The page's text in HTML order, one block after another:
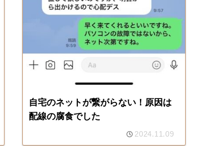
自宅のネットが繋がらない！原因は
配線の腐食でした
2024.11.09